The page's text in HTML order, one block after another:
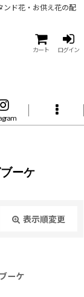
ンド花・お供え花の配
カート ログイン
ーケ
表示順変更
閉じる
ーケ